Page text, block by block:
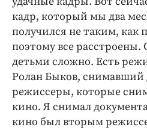
кадр, который мы два
получился не таким, как
поэтому все расстроены.
детьми сложно. Есть
Ролан Быков, снимавший
режиссеры, которые
кино. Я снимал
кино был вторым